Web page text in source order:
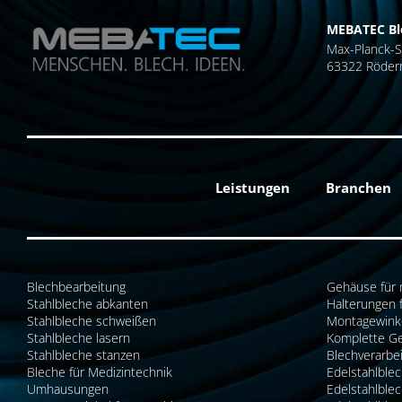
MEBATEC
Max-Planck-
63322
Leistungen Branchen
Blechbearbeitung
Stahlbleche abkanten
Stahlbleche schweißen
Stahlbleche lasern
Stahlbleche stanzen
Bleche für Medizintechnik
Umhausungen
Gehäuse für
Halterungen
Komplette